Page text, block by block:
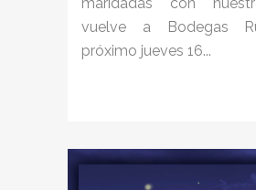
vuelve a Bodegas
próximo jueves 16...